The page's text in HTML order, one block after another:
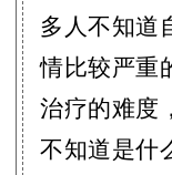
多人不知道
情比较严重
治疗的难度
不知道是什